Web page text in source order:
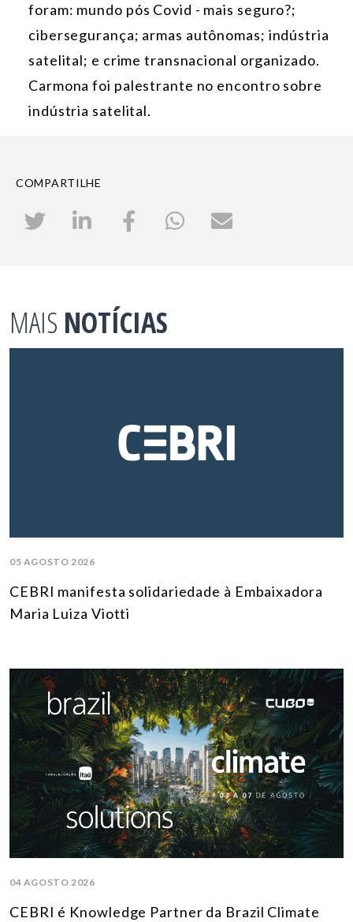
foram: mundo pós Covid - mais seguro?;
cibersegurança; armas autônomas; indústria
satelital; e crime transnacional organizado.
Carmona foi palestrante no encontro sobre
indústria satelital.
COMPARTILHE
MAIS NOTÍCIAS
05 AGOSTO 2026
CEBRI manifesta solidariedade à Embaixadora
Maria Luiza Viotti
04 AGOSTO 2026
CEBRI é Knowledge Partner da Brazil Climate